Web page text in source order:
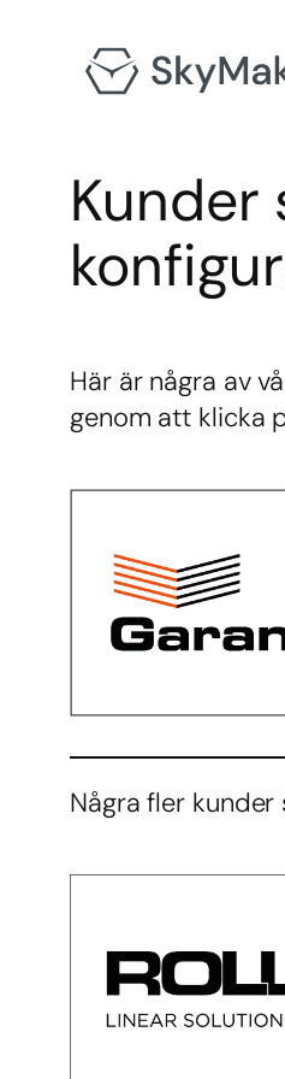
innehåll
Kunder
Här är några av
genom att klicka
Några fler kunder